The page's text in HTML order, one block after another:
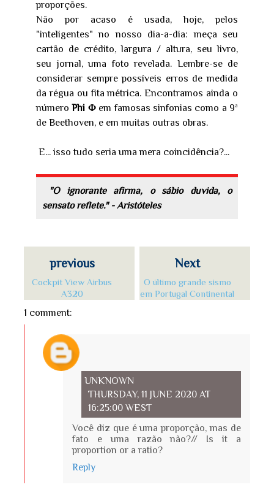
proporções.
Não por acaso é usada, hoje, pelos
"inteligentes" no nosso dia-a-dia: meça seu
cartão de crédito, largura / altura, seu livro,
seu jornal, uma foto revelada. Lembre-se de
considerar sempre possíveis erros de medida
da régua ou fita métrica. Encontramos ainda o
númeroPhi Φem famosas sinfonias como a 9ª
de Beethoven, e em muitas outras obras.
E... isso tudo seria uma mera coincidência?...
"O ignorante afirma, o sábio duvida, o
sensato reflete." - Aristóteles
Next
O último grande sismo
em Portugal Continental
previous
Cockpit View Airbus
A320
1 comment:
UNKNOWN
THURSDAY, 11 JUNE 2020 AT
16:25:00 WEST
Você diz que é uma proporção, mas de
fato e uma razão não?// Is it a
proportion or a ratio?
Reply